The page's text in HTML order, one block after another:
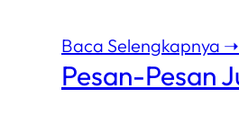
Baca Selengkapnya ➝
Pesan-Pesan